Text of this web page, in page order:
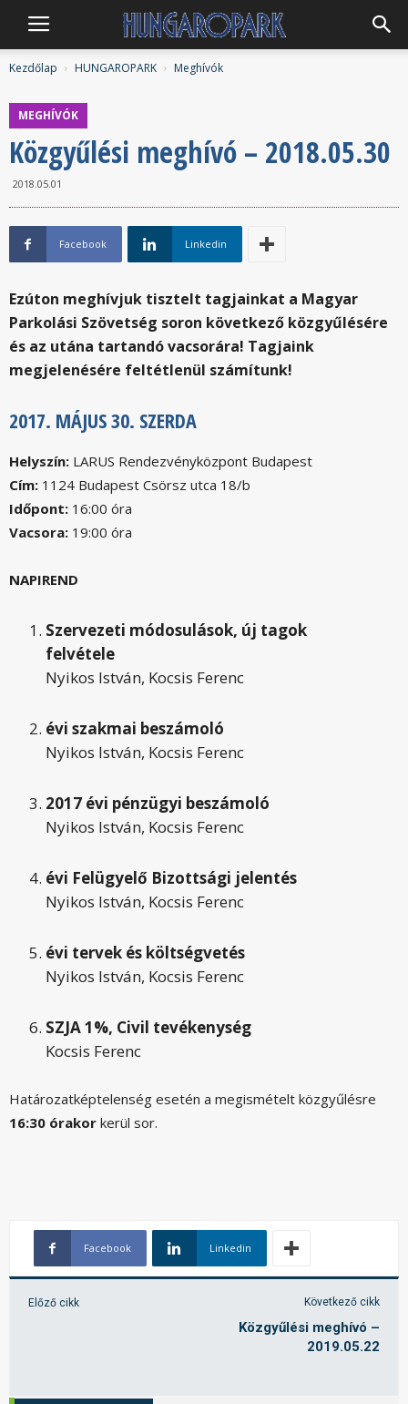
Hungaropark
Kezdőlap HUNGAROPARK Meghívók
MEGHÍVÓK
Közgyűlési meghívó – 2018.05.30
2018.05.01
Facebook Linkedin
Ezúton meghívjuk tisztelt tagjainkat a Magyar
Parkolási Szövetség soron következő közgyűlésére
és az utána tartandó vacsorára! Tagjaink
megjelenésére feltétlenül számítunk!
2017. MÁJUS 30. SZERDA
Helyszín: LARUS Rendezvényközpont Budapest
Cím: 1124 Budapest Csörsz utca 18/b
Időpont: 16:00 óra
Vacsora: 19:00 óra
NAPIREND
Szervezeti módosulások, új tagok
felvétele
Nyikos István, Kocsis Ferenc
évi szakmai beszámoló
Nyikos István, Kocsis Ferenc
2017 évi pénzügyi beszámoló
Nyikos István, Kocsis Ferenc
évi Felügyelő Bizottsági jelentés
Nyikos István, Kocsis Ferenc
évi tervek és költségvetés
Nyikos István, Kocsis Ferenc
SZJA 1%, Civil tevékenység
Kocsis Ferenc
Határozatképtelenség esetén a megismételt közgyűlésre
16:30 órakor kerül sor.
Facebook Linkedin
Előző cikk Következő cikk
Közgyűlési meghívó –
2019.05.22